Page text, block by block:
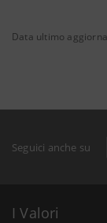
Data ultimo
Seguici anche su
I Valori